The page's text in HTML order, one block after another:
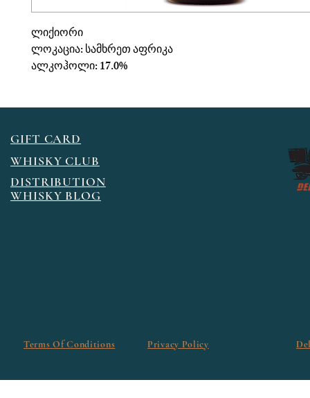
ლიქიორი
ლოკაცია: სამხრეთ აფრიკა
ალკოჰოლი: 17.0%
GIFT CARD
WHISKY CLUB
DISTRIBUTION
Terms Of Conditions Privacy Policy
WHISKY BLOG